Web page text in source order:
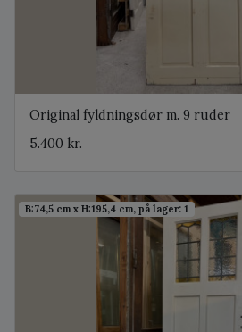
Original fyldningsdør m. 9 ruder
5.400 kr.
B:74,5 cm x H:195,4 cm, på lager: 1